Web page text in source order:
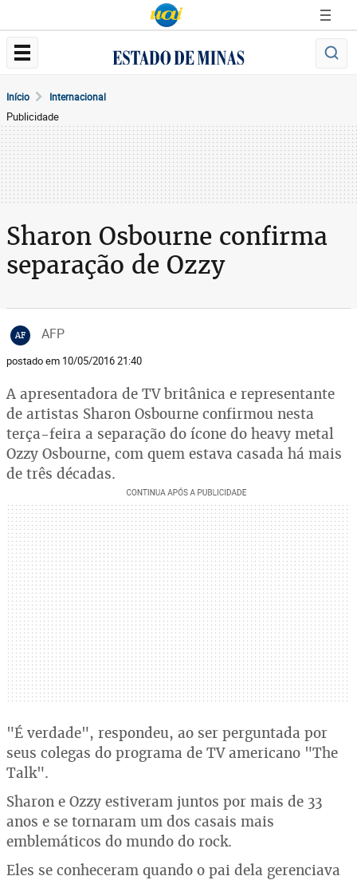
Início Internacional
Publicidade
Sharon Osbourne confirma
separação de Ozzy
AF AFP
postado em 10/05/2016 21:40
A apresentadora de TV britânica e representante
de artistas Sharon Osbourne confirmou nesta
terça-feira a separação do ícone do heavy metal
Ozzy Osbourne, com quem estava casada há mais
de três décadas.
"É verdade", respondeu, ao ser perguntada por
seus colegas do programa de TV americano "The
Talk".
Sharon e Ozzy estiveram juntos por mais de 33
anos e se tornaram um dos casais mais
emblemáticos do mundo do rock.
Eles se conheceram quando o pai dela gerenciava